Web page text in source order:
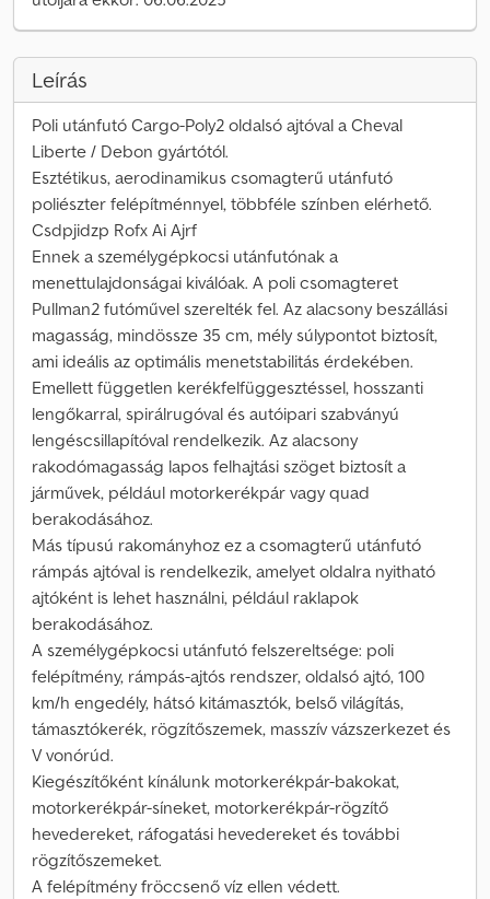
Leírás
Poli utánfutó Cargo-Poly2 oldalsó ajtóval a Cheval
Liberte / Debon gyártótól.
Esztétikus, aerodinamikus csomagterű utánfutó
poliészter felépítménnyel, többféle színben elérhető.
Csdpjidzp Rofx Ai Ajrf
Ennek a személygépkocsi utánfutónak a
menettulajdonságai kiválóak. A poli csomagteret
Pullman2 futóművel szerelték fel. Az alacsony beszállási
magasság, mindössze 35 cm, mély súlypontot biztosít,
ami ideális az optimális menetstabilitás érdekében.
Emellett független kerékfelfüggesztéssel, hosszanti
lengőkarral, spirálrugóval és autóipari szabványú
lengéscsillapítóval rendelkezik. Az alacsony
rakodómagasság lapos felhajtási szöget biztosít a
járművek, például motorkerékpár vagy quad
berakodásához.
Más típusú rakományhoz ez a csomagterű utánfutó
rámpás ajtóval is rendelkezik, amelyet oldalra nyitható
ajtóként is lehet használni, például raklapok
berakodásához.
A személygépkocsi utánfutó felszereltsége: poli
felépítmény, rámpás-ajtós rendszer, oldalsó ajtó, 100
km/h engedély, hátsó kitámasztók, belső világítás,
támasztókerék, rögzítőszemek, masszív vázszerkezet és
V vonórúd.
Kiegészítőként kínálunk motorkerékpár-bakokat,
motorkerékpár-síneket, motorkerékpár-rögzítő
hevedereket, ráfogatási hevedereket és további
rögzítőszemeket.
A felépítmény fröccsenő víz ellen védett.